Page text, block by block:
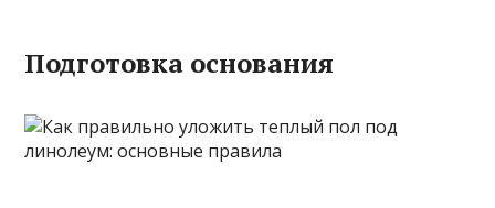
Подготовка основания